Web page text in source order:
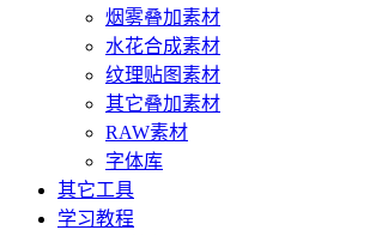
烟雾叠加素材
水花合成素材
纹理贴图素材
其它叠加素材
RAW素材
字体库
其它工具
学习教程